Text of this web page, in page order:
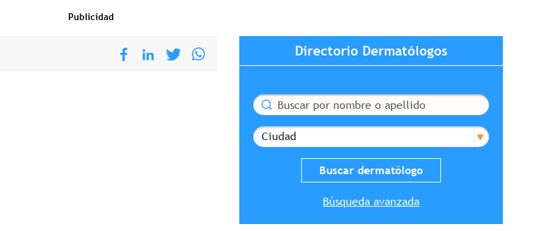
Publicidad
Directorio Dermatólogos
Buscar
Ciudad
Búsqueda avanzada